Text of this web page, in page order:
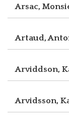
Arsac,
Artaud,
Arviddson,
Arvidsson,